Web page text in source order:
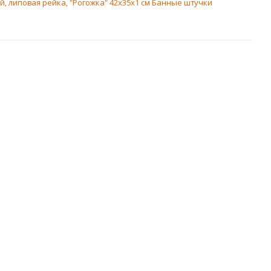
липовая рейка, "Рогожка" 42х35x1 см Банные штучки